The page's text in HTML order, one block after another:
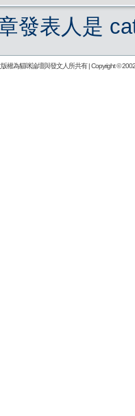
發表人是
版權為貓咪論壇與發文人所共有 | Copyright ©